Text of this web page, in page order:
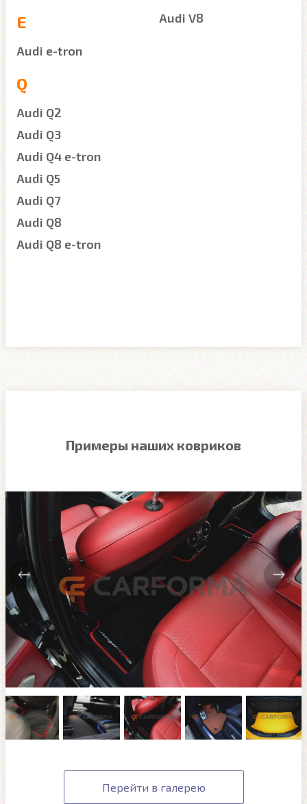
E
Audi e-tron
Q
Audi Q2
Audi Q3
Audi Q4 e-tron
Audi Q5
Audi Q7
Audi Q8
Audi Q8 e-tron
Audi V8
Примеры наших ковриков
Перейти в галерею